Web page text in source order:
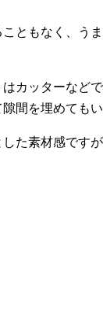
ともなく、う
はカッターなど
間を埋めても
した素材感です